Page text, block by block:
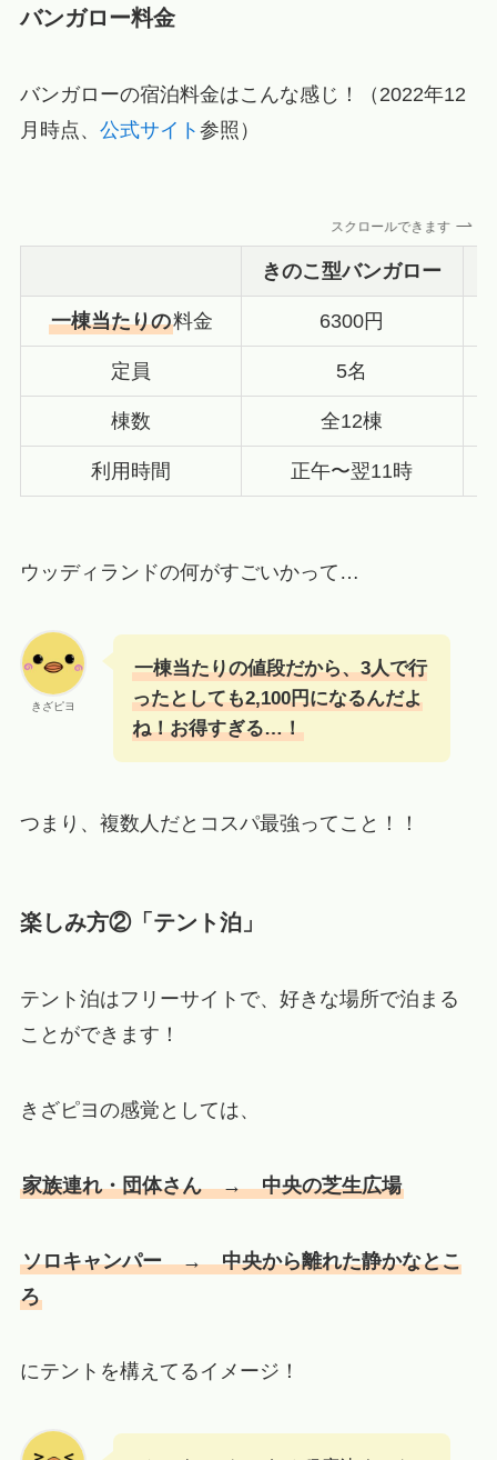
バンガロー料金
バンガローの宿泊料金はこんな感じ！（2022年12
月時点、 公式サイト 参照）
スクロールできます
きのこ型バンガロー
一棟当たりの料金 6300円
定員 5名
棟数 全12棟
利用時間 正午〜翌11時
ウッディランドの何がすごいかって…
きざピヨ
一棟当たりの値段だから、3人で行
ったとしても2,100円になるんだよ
ね！お得すぎる…！
つまり、複数人だとコスパ最強ってこと！！
楽しみ方②「テント泊」
テント泊はフリーサイトで、好きな場所で泊まる
ことができます！
きざピヨの感覚としては、
家族連れ・団体さん → 中央の芝生広場
ソロキャンパー → 中央から離れた静かなとこ
ろ
にテントを構えてるイメージ！